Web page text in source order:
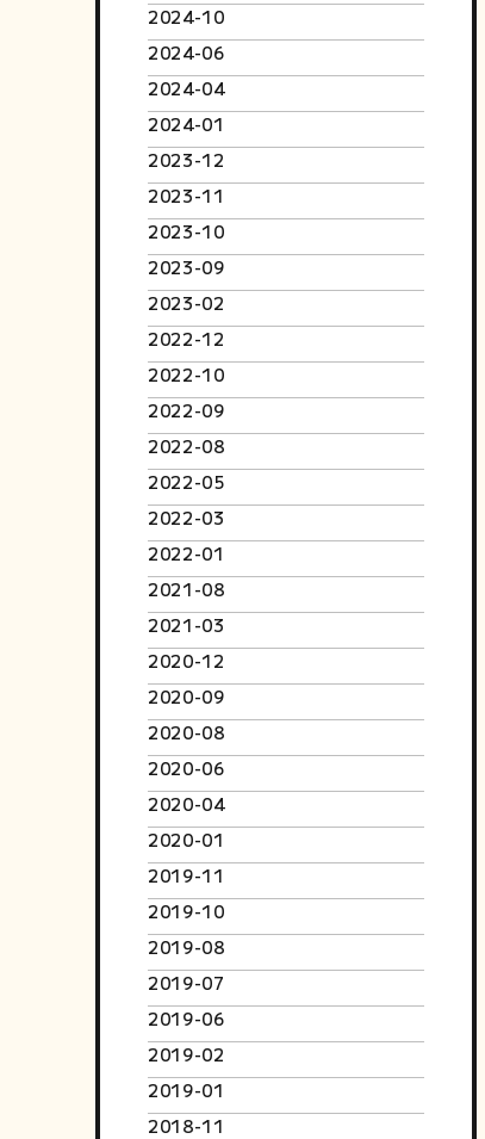
2024-10
2024-06
2024-04
2024-01
2023-12
2023-11
2023-10
2023-09
2023-02
2022-12
2022-10
2022-09
2022-08
2022-05
2022-03
2022-01
2021-08
2021-03
2020-12
2020-09
2020-08
2020-06
2020-04
2020-01
2019-11
2019-10
2019-08
2019-07
2019-06
2019-02
2019-01
2018-11